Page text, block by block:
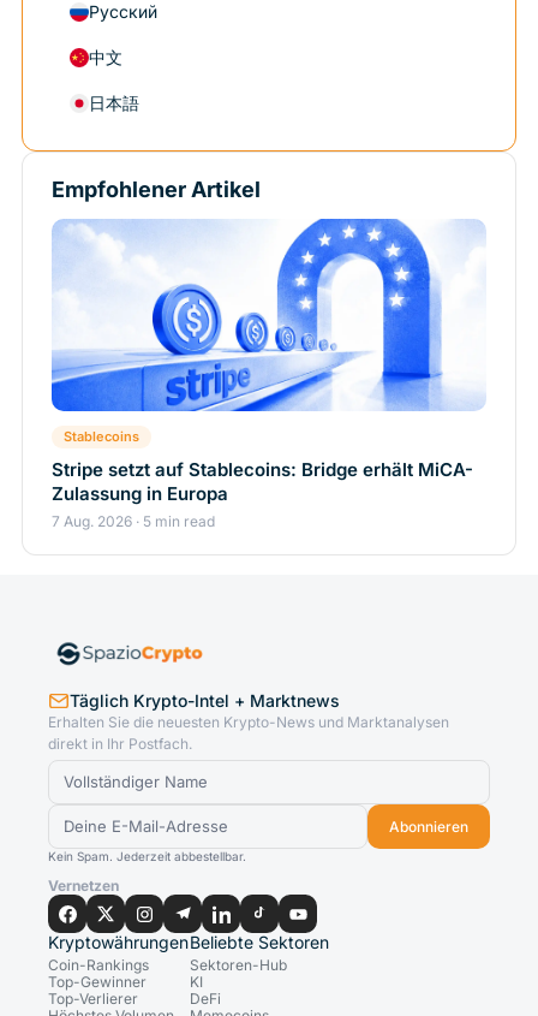
Русский
中文
日本語
Empfohlener Artikel
Stablecoins
Stripe setzt auf Stablecoins: Bridge erhält MiCA-
Zulassung in Europa
7 Aug. 2026 · 5 min read
Täglich Krypto-Intel + Marktnews
Erhalten Sie die neuesten Krypto-News und Marktanalysen
direkt in Ihr Postfach.
Abonnieren
Kein Spam. Jederzeit abbestellbar.
Vernetzen
Kryptowährungen
Coin-Rankings
Top-Gewinner
Top-Verlierer
Beliebte Sektoren
Sektoren-Hub
KI
DeFi